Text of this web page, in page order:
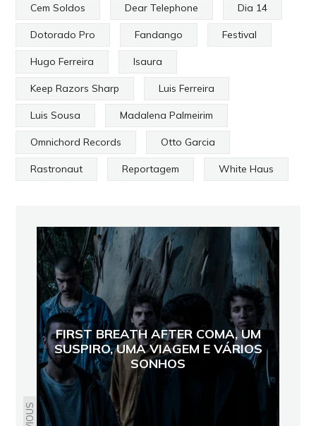
Cem Soldos Dear Telephone Dia 14
Dotorado Pro Fandango Festival
Hugo Ferreira Isaura
Keep Razors Sharp Luis Ferreira
Luis Sousa Madalena Palmeirim
Omnichord Records Otto Garcia
Rastronaut Reportagem White Haus
FIRST BREATH AFTER COMA, UM
SUSPIRO, UMA VIAGEM E VÁRIOS
SONHOS